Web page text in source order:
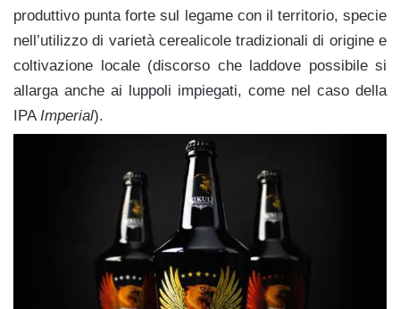
produttivo punta forte sul legame con il territorio, specie
nell’utilizzo di varietà cerealicole tradizionali di origine e
coltivazione locale (discorso che laddove possibile si
allarga anche ai luppoli impiegati, come nel caso della
IPAImperial).